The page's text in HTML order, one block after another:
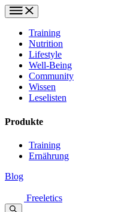
Training
Nutrition
Lifestyle
Well-Being
Community
Wissen
Leselisten
Produkte
Training
Ernährung
Blog
Freeletics